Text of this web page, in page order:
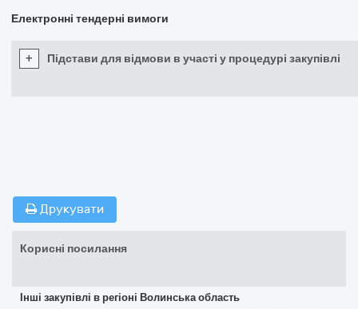
Електронні тендерні вимоги
+ Підстави для відмови в участі у процедурі закупівлі
Друкувати
Корисні посилання
Інші закупівлі в регіоні Волинська область